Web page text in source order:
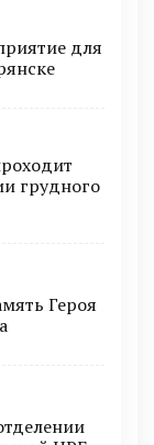
для
грудного
Героя